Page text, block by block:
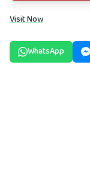
Visit Now
WhatsApp